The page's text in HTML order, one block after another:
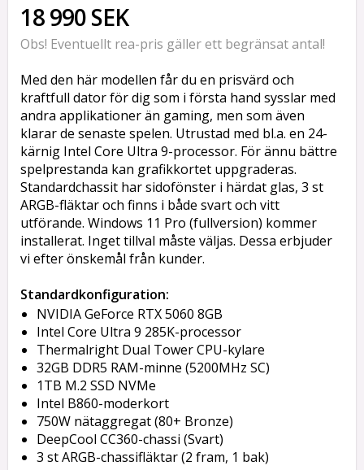
18 990 SEK
Obs! Eventuellt rea-pris gäller ett begränsat antal!
Med den här modellen får du en prisvärd och
kraftfull dator för dig som i första hand sysslar med
andra applikationer än gaming, men som även
klarar de senaste spelen. Utrustad med bl.a. en 24-
kärnig Intel Core Ultra 9-processor. För ännu bättre
spelprestanda kan grafikkortet uppgraderas.
Standardchassit har sidofönster i härdat glas, 3 st
ARGB-fläktar och finns i både svart och vitt
utförande. Windows 11 Pro (fullversion) kommer
installerat. Inget tillval måste väljas. Dessa erbjuder
vi efter önskemål från kunder.
Standardkonfiguration:
NVIDIA GeForce RTX 5060 8GB
Intel Core Ultra 9 285K-processor
Thermalright Dual Tower CPU-kylare
32GB DDR5 RAM-minne (5200MHz SC)
1TB M.2 SSD NVMe
Intel B860-moderkort
750W nätaggregat (80+ Bronze)
DeepCool CC360-chassi (Svart)
3 st ARGB-chassifläktar (2 fram, 1 bak)